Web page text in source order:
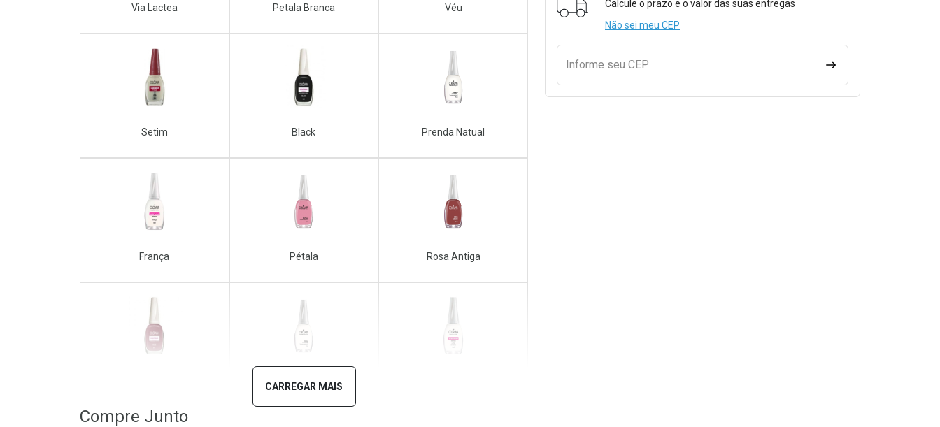
Calcule o prazo e o valor das suas entregas
Não sei meu CEP
Informe seu CEP CALCULAR FRETE
Via Lactea Petala Branca Véu
Setim Black Prenda Natual
França Pétala Rosa Antiga
Samba Juliana
CARREGAR MAIS
Compre Junto